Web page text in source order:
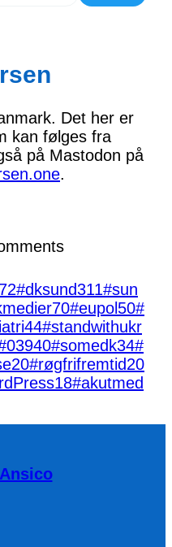
Det her er
kan følges fra
på Mastodon på
.
#dksund311#sun
70#eupol 50#
44#standwithukr
40#somedk34#
20#røgfrifremtid20
18#akutmed
Ansico